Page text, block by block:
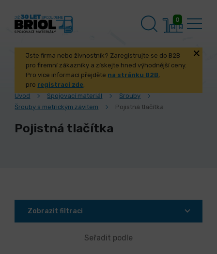
0
Jste firma nebo živnostník? Zaregistrujte se do B2B
pro firemní zákazníky a získejte hned výhodnější ceny.
Pro více informací přejděte na stránku B2B,
pro registraci zde.
Úvod
Spojovací materiál
Šrouby
Šrouby s metrickým závitem
Pojistná tlačítka
Pojistná tlačítka
Zobrazit filtraci
Seřadit podle